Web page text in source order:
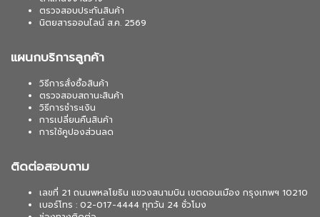
ตรวจสอบประกันสินค้า
นิตยสารออนไลน์ ส.ค. 2569
แผนกบริการลูกค้า
วิธีการสั่งซื้อสินค้า
ตรวจสอบสถานะสินค้า
วิธีการชำระเงิน
การเปลี่ยนคืนสินค้า
การใช้คูปองส่วนลด
ติดต่อสอบถาม
เลขที่ 21 ถนนพหลโยธิน แขวงสนามบิน เขตดอนเมือง กรุงเทพฯ 10210
เบอร์โทร : 02-017-4444 ทุกวัน 24 ชั่วโมง